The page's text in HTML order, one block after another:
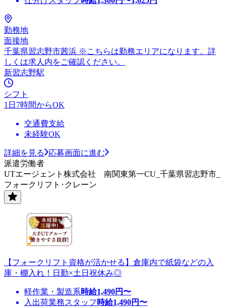
勤務地
面接地
千葉県習志野市茜浜 ※こちらは勤務エリアになります。詳
しくは求人内をご確認ください。
新習志野駅
シフト
1日7時間からOK
交通費支給
未経験OK
詳細を見る
応募画面に進む
派遣労働者
UTエージェント株式会社 南関東第一CU_千葉県習志野市_
フォークリフト･クレーン
【フォークリフト資格が活かせる】倉庫内で紙袋などの入
庫・棚入れ！日勤×土日祝休み◎
軽作業・製造系時給1,490円〜
入出荷業務スタッフ 時給1,490円〜